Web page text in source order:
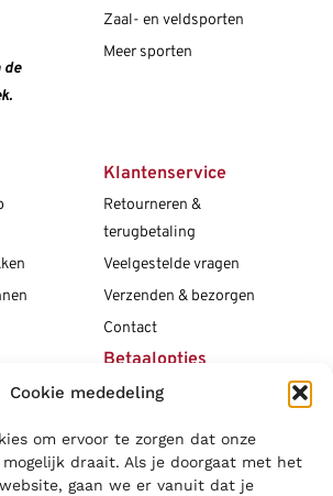
Cookie mededeling
om ervoor te zorgen dat onze
draait. Als je doorgaat met het
gaan we er vanuit dat je
de
Zaal- en veldsporten
Meer sporten
Klantenservice
Retourneren &
terugbetaling
Veelgestelde vragen
Verzenden & bezorgen
Contact
Betaalopties
Social media